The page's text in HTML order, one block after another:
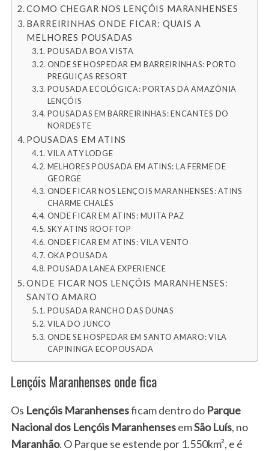
COMO CHEGAR NOS LENÇÓIS MARANHENSES
BARREIRINHAS ONDE FICAR: QUAIS A
MELHORES POUSADAS
POUSADA BOA VISTA
ONDE SE HOSPEDAR EM BARREIRINHAS: PORTO
PREGUIÇAS RESORT
POUSADA ECOLÓGICA: PORTAS DA AMAZÔNIA
LENÇÓIS
POUSADAS EM BARREIRINHAS: ENCANTES DO
NORDESTE
POUSADAS EM ATINS
VILA ATY LODGE
MELHORES POUSADA EM ATINS: LA FERME DE
GEORGE
ONDE FICAR NOS LENÇOIS MARANHENSES: ATINS
CHARME CHALÉS
ONDE FICAR EM ATINS: MUITA PAZ
SKY ATINS ROOFTOP
ONDE FICAR EM ATINS: VILA VENTO
OKA POUSADA
POUSADA LANEA EXPERIENCE
ONDE FICAR NOS LENÇÓIS MARANHENSES:
SANTO AMARO
POUSADA RANCHO DAS DUNAS
VILA DO JUNCO
ONDE SE HOSPEDAR EM SANTO AMARO: VILA
CAPININGA ECOPOUSADA
Lençóis Maranhenses onde fica
Os Lençóis Maranhensesficam dentro doParque
Nacionaldos Lençóis MaranhensesemSão Luís, no
Maranhão. O Parque se estende por 1.550km², e é